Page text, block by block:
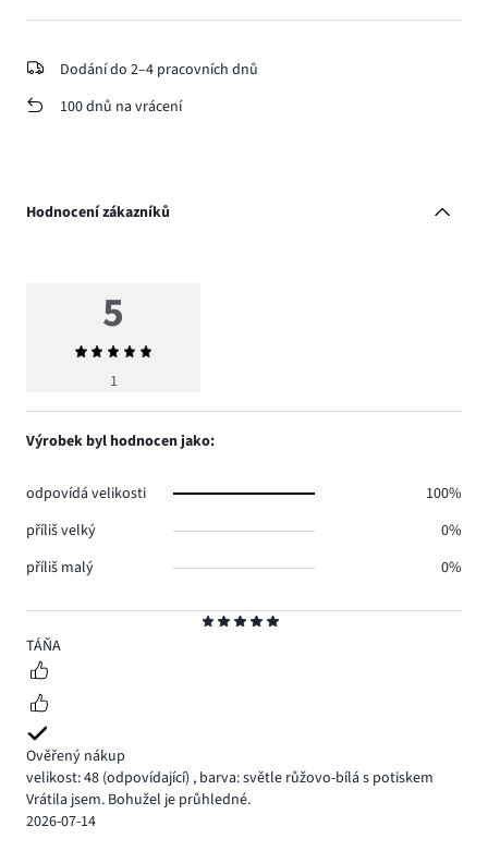
Dodání do 2–4 pracovních dnů
100 dnů na vrácení
Hodnocení zákazníků
5
TÁŇA
Ověřený nákup
velikost: 48 (odpovídající) , barva: světle růžovo-bílá s potiskem
Vrátila jsem. Bohužel je průhledné.
2026-07-14
5
Průměrné
hodnocení
1
Výrobek byl hodnocen jako:
odpovídá velikosti
100%
příliš velký
0%
příliš malý
0%